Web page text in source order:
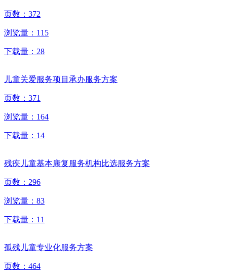
页数： 372
浏览量： 115
下载量： 28
儿童关爱服务项目承办服务方案
页数： 371
浏览量： 164
下载量： 14
残疾儿童基本康复服务机构比选服务方案
页数： 296
浏览量： 83
下载量： 11
孤残儿童专业化服务方案
页数： 464